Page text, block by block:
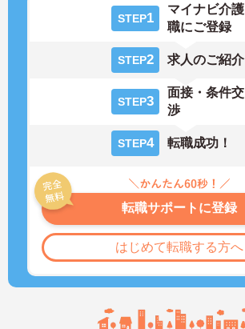
STEP1
マイナビ介護
職にご登録
STEP2 求人のご紹介
STEP3
面接・条件交
渉
STEP4 転職成功！
転職サポートに登録
はじめて転職する方へ